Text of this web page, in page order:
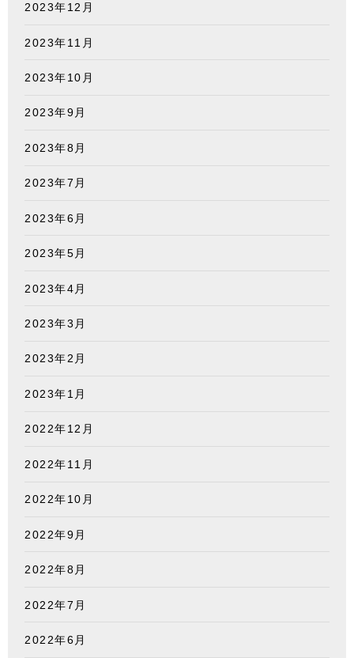
2023年12月
2023年11月
2023年10月
2023年9月
2023年8月
2023年7月
2023年6月
2023年5月
2023年4月
2023年3月
2023年2月
2023年1月
2022年12月
2022年11月
2022年10月
2022年9月
2022年8月
2022年7月
2022年6月